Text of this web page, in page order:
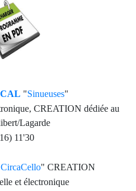
"Sinueuses"
CREATION dédiée au
Lagarde
11'30
CircaCello" CREATION
et électronique